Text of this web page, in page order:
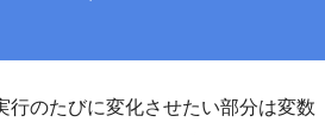
行のたびに変化させたい部分は変数